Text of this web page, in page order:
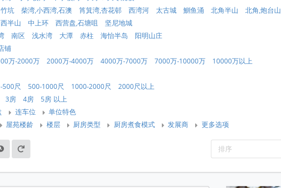
坑
柴湾,小西湾,石澳 筲箕湾,杏花邨 西湾河 太古城 鰂鱼涌 北角半山 北角,炮台山
半山
中上环 西营盘,石塘咀
坚尼地城
南区 浅水湾 大潭 赤柱 海怡半岛
阳明山庄
铺
万-2000万
2000万-4000万 4000万-7000万 7000万-10000万 10000万以上
500尺 500-1000尺 1000-2000尺
2000尺以上
3房
4房
5房 以上
连车位
单位特色
屋苑楼龄
楼层 厨房类型 厨房煮食模式 发展商 更多选项
排序